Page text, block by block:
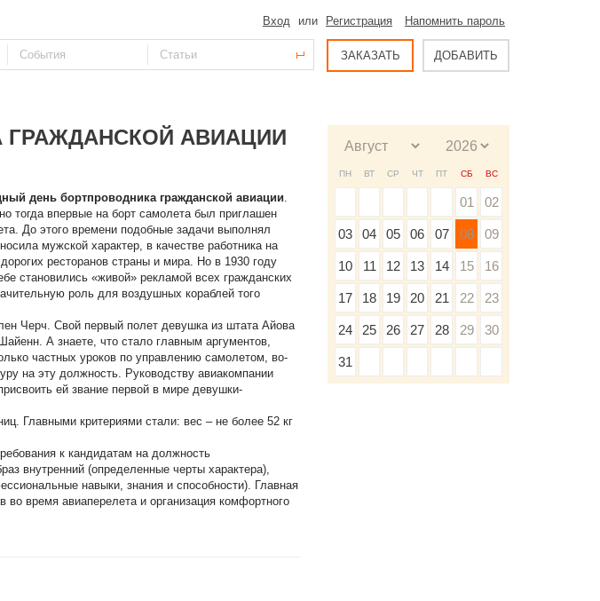
Вход или Регистрация Напомнить пароль
ЗАКАЗАТЬ ДОБАВИТЬ
АВИАЦИИ
день бортпроводника гражданской авиации.
тогда впервые на борт самолета был приглашен
До этого времени подобные задачи выполнял
мужской характер, в качестве работника на
ресторанов страны и мира. Но в 1930 году
становились «живой» рекламой всех гражданских
роль для воздушных кораблей того
Черч. Свой первый полет девушка из штата Айова
А знаете, что стало главным аргументов,
частных уроков по управлению самолетом, во-
на эту должность. Руководству авиакомпании
ей звание первой в мире девушки-
Главными критериями стали: вес – не более 52 кг
к кандидатам на должность
внутренний (определенные черты характера),
навыки, знания и способности). Главная
время авиаперелета и организация комфортного
ПН ВТ СР ЧТ ПТ СБ ВС
01 02
03 04 05 06 07 08 09
10 11 12 13 14 15 16
17 18 19 20 21 22 23
24 25 26 27 28 29 30
31